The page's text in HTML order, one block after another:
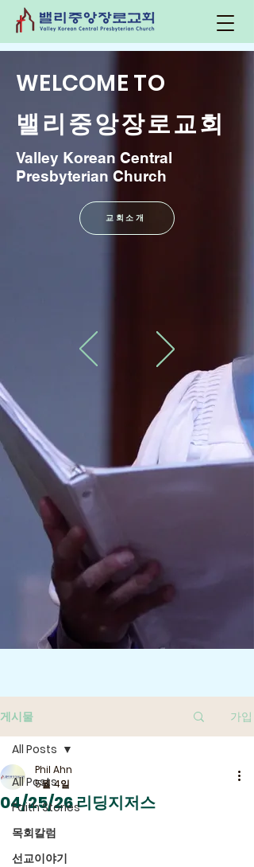
WELCOME TO
​밸리중앙장로교회
Valley Korean Central
Presbyterian Church
교회소개
게시물 가입
All Posts
Faith Stories
목회칼럼
선교이야기
All Posts
04/25/26 리딩지저스
Phil Ahn
5월 4일